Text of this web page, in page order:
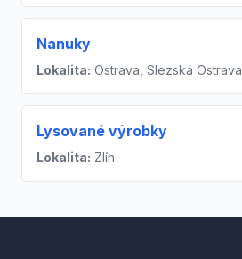
Nanuky
Lokalita: Ostrava, Slezská Ostrava
Lysované výrobky
Lokalita: Zlín